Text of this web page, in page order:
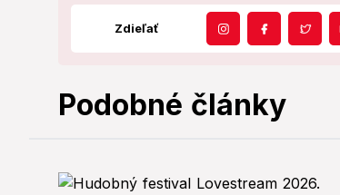
Zdieľať
Podobné články